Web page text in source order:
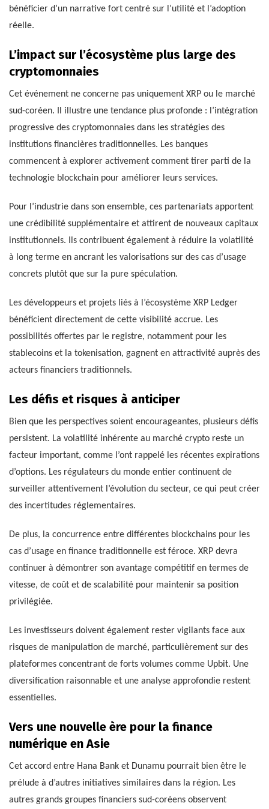
bénéficier d’un narrative fort centré sur l’utilité et l’adoption
réelle.
L’impact sur l’écosystème plus large des
cryptomonnaies
Cet événement ne concerne pas uniquement XRP ou le marché
sud-coréen. Il illustre une tendance plus profonde : l’intégration
progressive des cryptomonnaies dans les stratégies des
institutions financières traditionnelles. Les banques
commencent à explorer activement comment tirer parti de la
technologie blockchain pour améliorer leurs services.
Pour l’industrie dans son ensemble, ces partenariats apportent
une crédibilité supplémentaire et attirent de nouveaux capitaux
institutionnels. Ils contribuent également à réduire la volatilité
à long terme en ancrant les valorisations sur des cas d’usage
concrets plutôt que sur la pure spéculation.
Les développeurs et projets liés à l’écosystème XRP Ledger
bénéficient directement de cette visibilité accrue. Les
possibilités offertes par le registre, notamment pour les
stablecoins et la tokenisation, gagnent en attractivité auprès des
acteurs financiers traditionnels.
Les défis et risques à anticiper
Bien que les perspectives soient encourageantes, plusieurs défis
persistent. La volatilité inhérente au marché crypto reste un
facteur important, comme l’ont rappelé les récentes expirations
d’options. Les régulateurs du monde entier continuent de
surveiller attentivement l’évolution du secteur, ce qui peut créer
des incertitudes réglementaires.
De plus, la concurrence entre différentes blockchains pour les
cas d’usage en finance traditionnelle est féroce. XRP devra
continuer à démontrer son avantage compétitif en termes de
vitesse, de coût et de scalabilité pour maintenir sa position
privilégiée.
Les investisseurs doivent également rester vigilants face aux
risques de manipulation de marché, particulièrement sur des
plateformes concentrant de forts volumes comme Upbit. Une
diversification raisonnable et une analyse approfondie restent
essentielles.
Vers une nouvelle ère pour la finance
numérique en Asie
Cet accord entre Hana Bank et Dunamu pourrait bien être le
prélude à d’autres initiatives similaires dans la région. Les
autres grands groupes financiers sud-coréens observent